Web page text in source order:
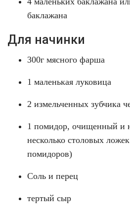
баклажана
Для начинки
300г мясного фарша
1 маленькая луковица
2 измельченных зубчика
1 помидор, очищенный и
несколько столовых
помидоров)
Соль и перец
тертый сыр